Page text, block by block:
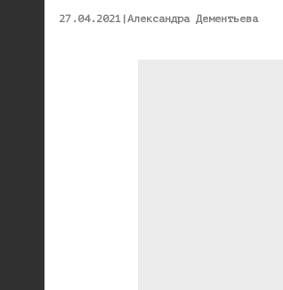
27.04.2021 |Александра Дементьева